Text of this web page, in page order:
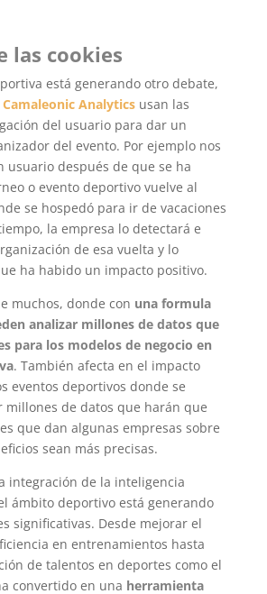
las cookies
está generando otro debate,
Camaleonic Analytics usan las
del usuario para dar un
del evento. Por ejemplo nos
usuario después de que se ha
o evento deportivo vuelve al
se hospedó para ir de vacaciones
la empresa lo detectará e
de esa vuelta y lo
ha habido un impacto positivo.
muchos, donde con una formula
analizar millones de datos que
para los modelos de negocio en
. También afecta en el impacto
eventos deportivos donde se
millones de datos que harán que
que dan algunas empresas sobre
sean más precisas.
integración de la inteligencia
ámbito deportivo está generando
significativas. Desde mejorar el
en entrenamientos hasta
de talentos en deportes como el
convertido en una herramienta